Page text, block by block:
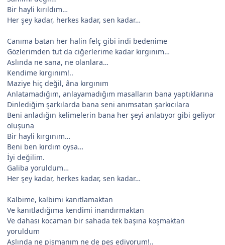
Bir hayli kırıldım…
Her şey kadar, herkes kadar, sen kadar…
Canıma batan her halin felç gibi indi bedenime
Gözlerimden tut da ciğerlerime kadar kırgınım…
Aslında ne sana, ne olanlara…
Kendime kırgınım!..
Maziye hiç değil, âna kırgınım
Anlatamadığım, anlayamadığım masalların bana yaptıklarına
Dinlediğim şarkılarda bana seni anımsatan şarkıcılara
Beni anladığın kelimelerin bana her şeyi anlatıyor gibi geliyor
oluşuna
Bir hayli kırgınım…
Beni ben kırdım oysa…
İyi değilim.
Galiba yoruldum…
Her şey kadar, herkes kadar, sen kadar…
Kalbime, kalbimi kanıtlamaktan
Ve kanıtladığıma kendimi inandırmaktan
Ve dahası kocaman bir sahada tek başına koşmaktan
yoruldum
Aslında ne pişmanım ne de pes ediyorum!..